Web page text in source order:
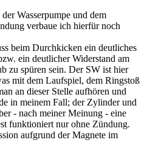
Wasserpumpe und dem
verbaue ich hierfür noch
beim Durchkicken ein deutliches
ein deutlicher Widerstand am
zu spüren sein. Der SW ist hier
mit dem Laufspiel, dem Ringstoß
an dieser Stelle aufhören und
in meinem Fall; der Zylinder und
- nach meiner Meinung - eine
funktioniert nur ohne Zündung.
aufgrund der Magnete im